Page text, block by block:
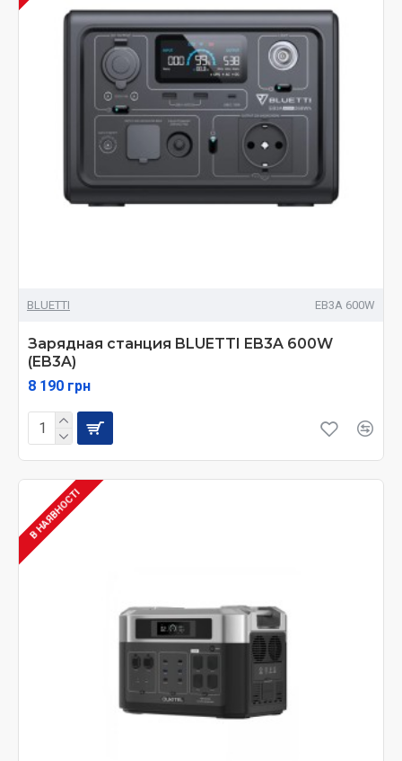
BLUETTI EB3A 600W
Зарядная станция BLUETTI EB3A 600W
(EB3A)
8 190 грн
В НАЯВНОСТІ